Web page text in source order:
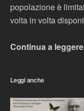
popolazione è
volta in volta
Continua a
Leggi anche